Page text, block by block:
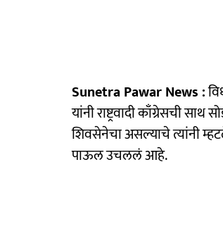
Sunetra Pawar News :
यांनी राष्ट्रवादी काँग्रेसची
शिवसेनेचा असल्याचे त्यांनी
पाऊल उचललं आहे.